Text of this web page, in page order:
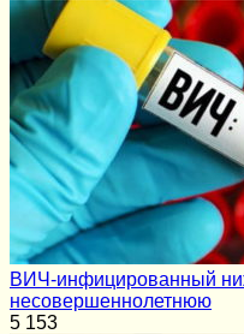
ВИЧ-инфицированный
несовершеннолетнюю
5 153